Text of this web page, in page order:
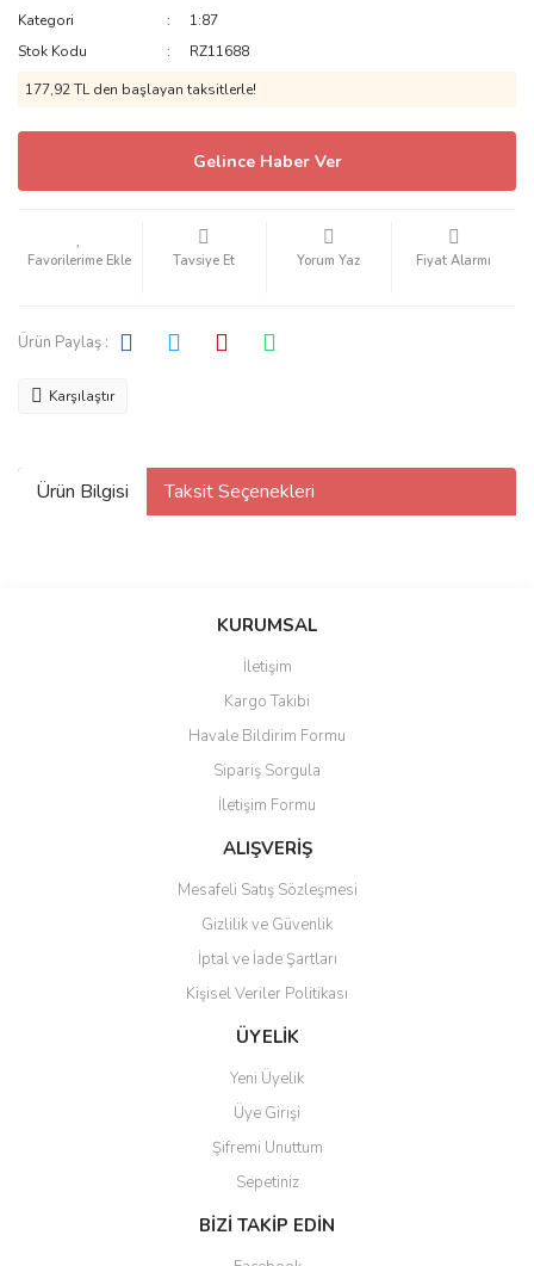
Kategori
1:87
Stok Kodu
RZ11688
177,92 TL den başlayan taksitlerle!
Gelince Haber Ver
Tavsiye Et Yorum Yaz Fiyat Alarmı
Ürün Paylaş :
Karşılaştır
Ürün Bilgisi Taksit Seçenekleri
KURUMSAL
İletişim
Kargo Takibi
Havale Bildirim Formu
Sipariş Sorgula
İletişim Formu
ALIŞVERİŞ
Mesafeli Satış Sözleşmesi
Gizlilik ve Güvenlik
İptal ve İade Şartları
Kişisel Veriler Politikası
ÜYELİK
Yeni Üyelik
Üye Girişi
Şifremi Unuttum
Sepetiniz
BİZİ TAKİP EDİN